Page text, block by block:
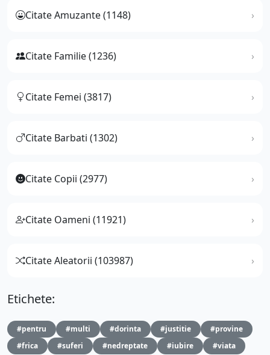
Citate Amuzante (1148)
Citate Familie (1236)
Citate Femei (3817)
Citate Barbati (1302)
Citate Copii (2977)
Citate Oameni (11921)
Citate Aleatorii (103987)
Etichete:
#pentru #multi #dorinta #justitie
#provine
#frica
#suferi #nedreptate #iubire #viata